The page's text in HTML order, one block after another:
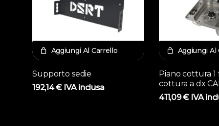
Aggiungi Al Carrello
Supporto sedie
192,14€ IVA inclusa
Aggiungi Al
Piano cottura
cottura a dx
411,09€ IVA